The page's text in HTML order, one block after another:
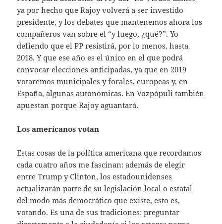
ya por hecho que Rajoy volverá a ser investido
presidente, y los debates que mantenemos ahora los
compañeros van sobre el “y luego, ¿qué?”. Yo
defiendo que el PP resistirá, por lo menos, hasta
2018. Y que ese año es el único en el que podrá
convocar elecciones anticipadas, ya que en 2019
votaremos municipales y forales, europeas y, en
España, algunas autonómicas. En Vozpópuli también
apuestan porque Rajoy aguantará.
Los americanos votan
Estas cosas de la política americana que recordamos
cada cuatro años me fascinan: además de elegir
entre Trump y Clinton, los estadounidenses
actualizarán parte de su legislación local o estatal
del modo más democrático que existe, esto es,
votando. Es una de sus tradiciones: preguntar